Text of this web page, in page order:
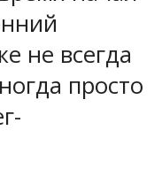
не всегда
просто